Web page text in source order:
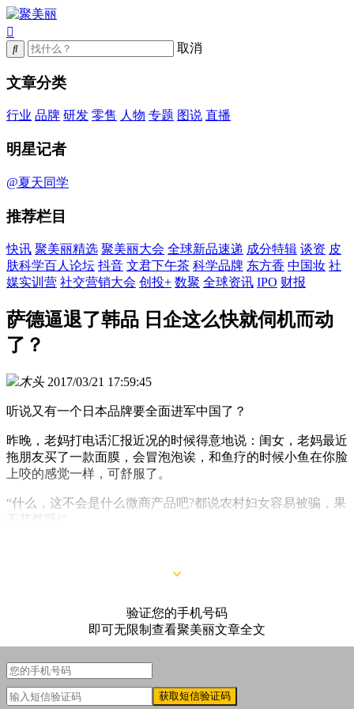
取消
文章分类
行业 品牌 研发 零售 人物 专题 图说 直播
明星记者
@夏天同学
推荐栏目
快讯 聚美丽精选 聚美丽大会 全球新品速递 成分特辑 谈资 皮
肤科学百人论坛 抖音 文君下午茶 科学品牌 东方香 中国妆 社
媒实训营 社交营销大会 创投+ 数聚 全球资讯 IPO 财报
萨德逼退了韩品 日企这么快就伺机而动
了？
木头 2017/03/21 17:59:45
听说又有一个日本品牌要全面进军中国了？
昨晚，老妈打电话汇报近况的时候得意地说：闺女，老妈最近
拖朋友买了一款面膜，会冒泡泡诶，和鱼疗的时候小鱼在你脸
上咬的感觉一样，可舒服了。
“什么，这不会是什么微商产品吧?都说农村妇女容易被骗，果
不其然呀!”
验证您的手机号码
即可无限制查看聚美丽文章全文
获取短信验证码